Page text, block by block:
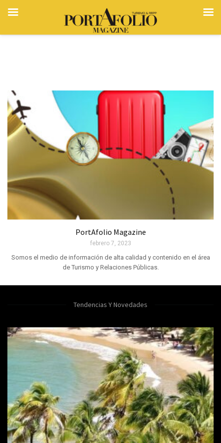
PortAfolio Magazine
febrero 7, 2023
Somos el medio de información de alta calidad y contenido en el área
de Turismo y Relaciones Públicas.
Tendencias Y Novedades